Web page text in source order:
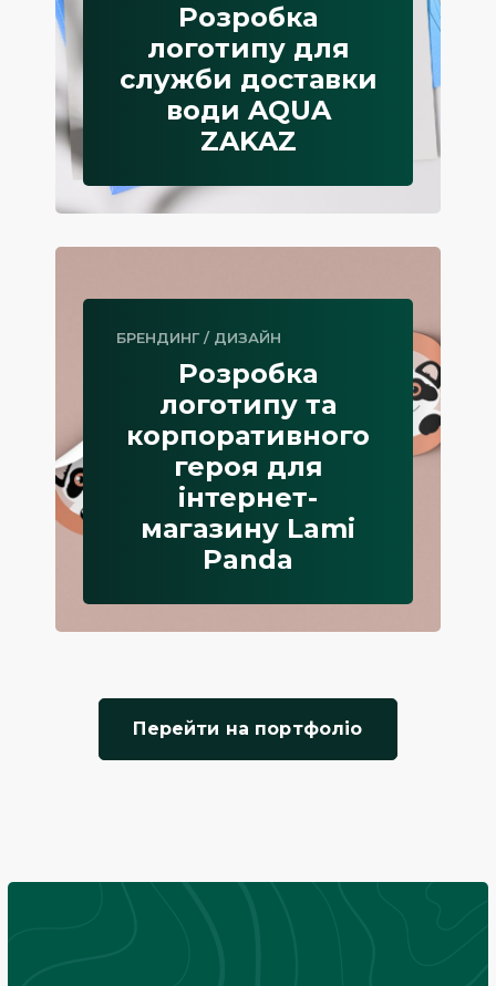
Розробка
логотипу для
служби доставки
води AQUA
ZAKAZ
БРЕНДИНГ / ДИЗАЙН
Розробка
логотипу та
корпоративного
героя для
інтернет-
магазину Lami
Panda
Перейти на портфоліо